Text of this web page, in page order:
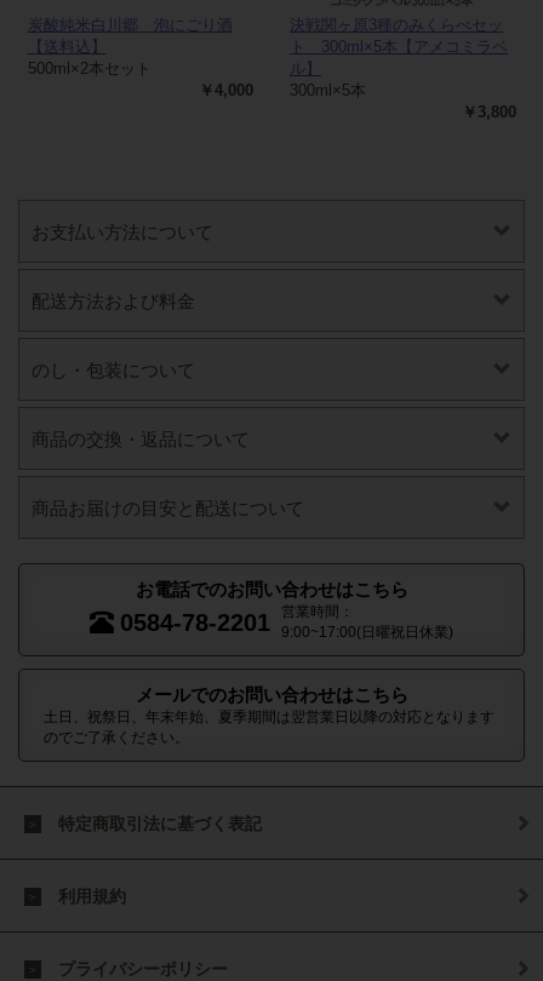
炭酸純米白川郷 泡にごり酒
【送料込】
500ml×2本セット
￥4,000
決戦関ヶ原3種のみくらべセッ
ト 300ml×5本【アメコミラベ
ル】
300ml×5本
￥3,800
お支払い方法について
配送方法および料金
のし・包装について
商品の交換・返品について
商品お届けの目安と配送について
お電話でのお問い合わせはこちら
0584-78-2201
営業時間：
9:00~17:00(日曜祝日休業)
メールでのお問い合わせはこちら
土日、祝祭日、年末年始、夏季期間は翌営業日以降の対応となります
のでご了承ください。
特定商取引法に基づく表記
利用規約
プライバシーポリシー